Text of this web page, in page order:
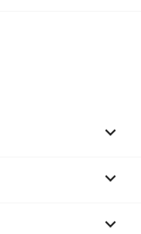


keyboard_arrow_down